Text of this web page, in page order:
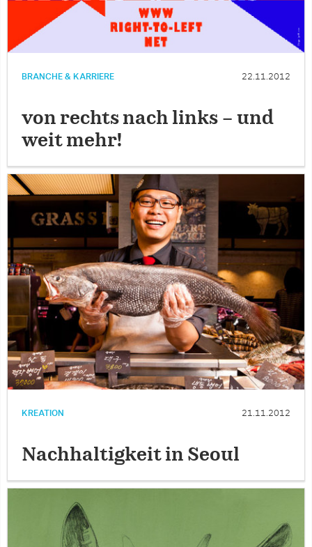
BRANCHE & KARRIERE 22.11.2012
von rechts nach links – und
weit mehr!
KREATION 21.11.2012
Nachhaltigkeit in Seoul